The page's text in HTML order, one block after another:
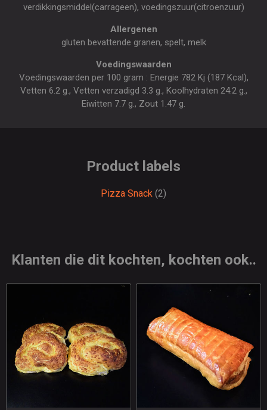
verdikkingsmiddel(carrageen), voedingszuur(citroenzuur)
Allergenen
gluten bevattende granen, spelt, melk
Voedingswaarden
Voedingswaarden per 100 gram : Energie 782 Kj (187 Kcal),
Vetten 6.2 g., Vetten verzadigd 3.3 g., Koolhydraten 24.2 g.,
Eiwitten 7.7 g., Zout 1.47 g.
Product labels
Pizza Snack (2)
Klanten die dit kochten, kochten ook..